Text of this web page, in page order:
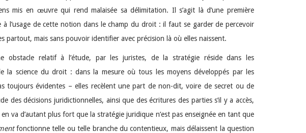
mis en œuvre qui rend malaisée sa délimitation. Il s’agit là d’une première
à l’usage de cette notion dans le champ du droit : il faut se garder de percevoir
partout, mais sans pouvoir identifier avec précision là où elles naissent.
obstacle relatif à l’étude, par les juristes, de la stratégie réside dans les
la science du droit : dans la mesure où tous les moyens développés par les
toujours évidentes – elles recèlent une part de non-dit, voire de secret ou de
des décisions juridictionnelles, ainsi que des écritures des parties s’il y a accès,
va d’autant plus fort que la stratégie juridique n’est pas enseignée en tant que
fonctionne telle ou telle branche du contentieux, mais délaissent la question